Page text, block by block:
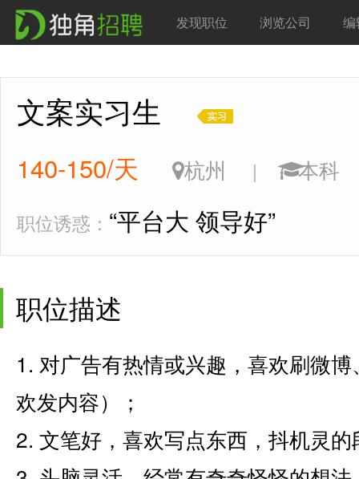
发现职位 浏览公司 编
文案实习生
140-150/天 杭州 | 本
职位诱惑： “平台大 领导好”
职位描述
1. 对广告有热情或兴趣，喜欢刷微
欢发内容）；
2. 文笔好，喜欢写点东西，抖机灵